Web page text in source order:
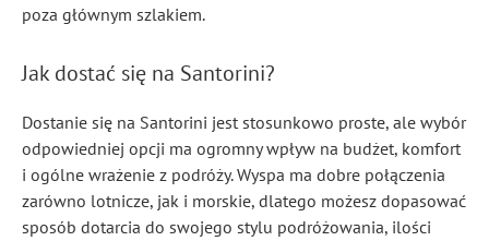
poza głównym szlakiem.
Jak dostać się na Santorini?
Dostanie się na Santorini jest stosunkowo proste, ale wybór
odpowiedniej opcji ma ogromny wpływ na budżet, komfort
i ogólne wrażenie z podróży. Wyspa ma dobre połączenia
zarówno lotnicze, jak i morskie, dlatego możesz dopasować
sposób dotarcia do swojego stylu podróżowania, ilości